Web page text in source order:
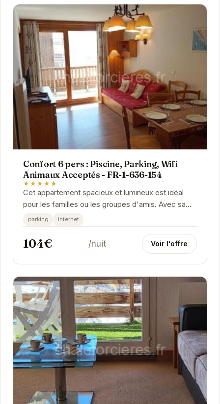
Confort 6 pers : Piscine, Parking, Wifi
Animaux Acceptés - FR-1-636-154
★★★★★
Cet appartement spacieux et lumineux est idéal
pour les familles ou les groupes d'amis. Avec sa
piscine, son parking et sa connexion Wifi, il offre...
parking internet
104€ /nuit Voir l'offre